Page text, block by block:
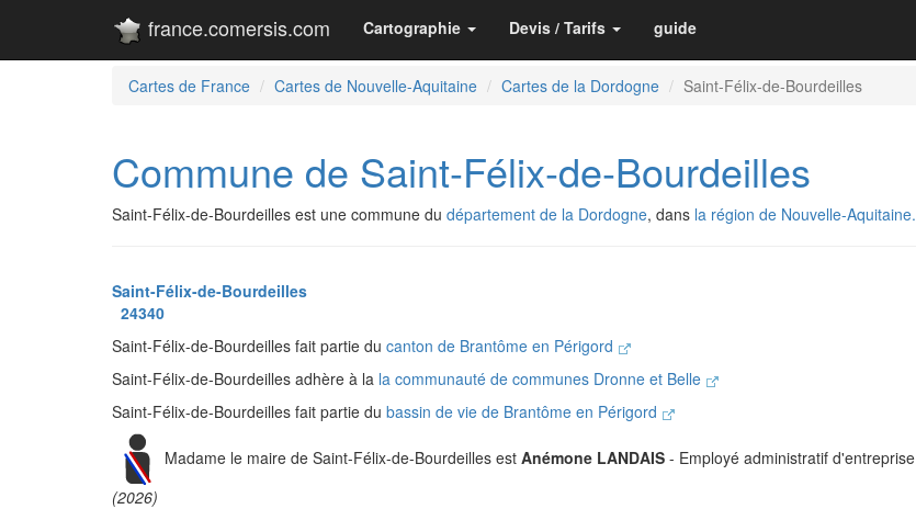
france.comersis.com Cartographie Devis / Tarifs guide
Cartes de France Cartes de Nouvelle-Aquitaine Cartes de la Dordogne Saint-Félix-de-Bourdeilles
Commune de Saint-Félix-de-Bourdeilles
Saint-Félix-de-Bourdeilles est une commune du département de la Dordogne, dans la région de Nouvelle-Aquitaine.
Saint-Félix-de-Bourdeilles
24340
Saint-Félix-de-Bourdeilles fait partie du canton de Brantôme en Périgord
Saint-Félix-de-Bourdeilles adhère à la la communauté de communes Dronne et Belle
Saint-Félix-de-Bourdeilles fait partie du bassin de vie de Brantôme en Périgord
Madame le maire de Saint-Félix-de-Bourdeilles est Anémone LANDAIS - Employé administratif d'entreprise
(2026)